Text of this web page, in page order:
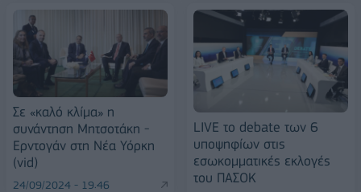
Σε «καλό κλίμα» η
συνάντηση Μητσοτάκη -
Ερντογάν στη Νέα Υόρκη
(vid)
24/09/2024 - 19:46
LIVE το debate των 6
υποψηφίων στις
εσωκομματικές εκλογές
του ΠΑΣΟΚ